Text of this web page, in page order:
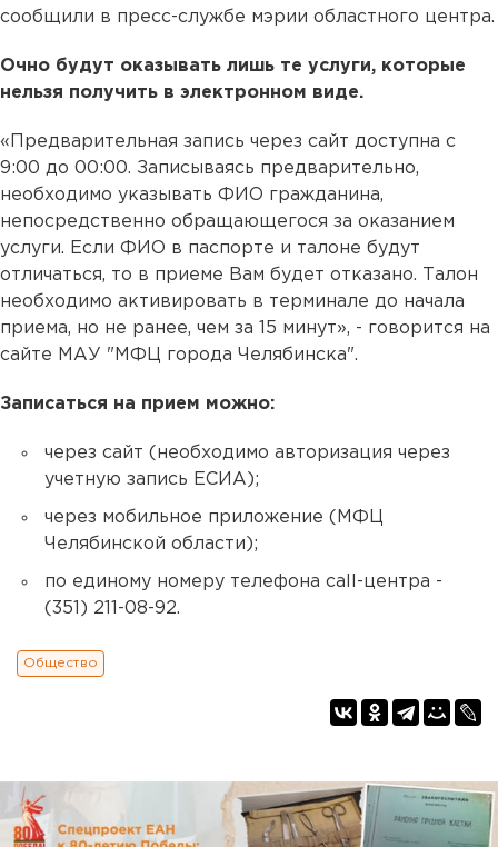
сообщили в пресс-службе мэрии областного центра.
Очно будут оказывать лишь те услуги, которые
нельзя получить в электронном виде.
«Предварительная запись через сайт доступна с
9:00 до 00:00. Записываясь предварительно,
необходимо указывать ФИО гражданина,
непосредственно обращающегося за оказанием
услуги. Если ФИО в паспорте и талоне будут
отличаться, то в приеме Вам будет отказано. Талон
необходимо активировать в терминале до начала
приема, но не ранее, чем за 15 минут», - говорится на
сайте МАУ "МФЦ города Челябинска".
Записаться на прием можно:
через сайт (необходимо авторизация через
учетную запись ЕСИА);
через мобильное приложение (МФЦ
Челябинской области);
по единому номеру телефона сall-центра -
(351) 211-08-92.
Общество